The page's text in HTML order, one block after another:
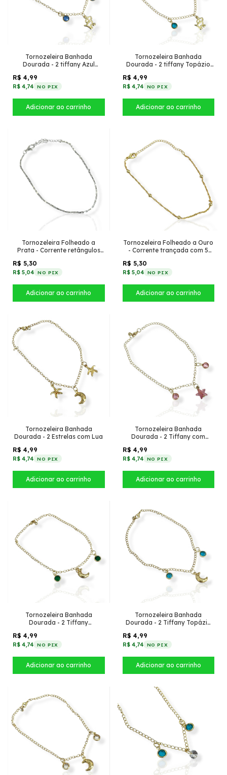
Tornozeleira Banhada
Dourada - 2 tiffany Azul
R$ 4,99
R$ 4,74 NO PIX
Tornozeleira Banhada
Dourada - 2 tiffany Topázio
R$ 4,99
R$ 4,74 NO PIX
Tornozeleira Folheado a
Prata - Corrente retângulos
R$ 5,30
R$ 5,04 NO PIX
Tornozeleira Folheado a Ouro
- Corrente trançada com 5
R$ 5,30
R$ 5,04 NO PIX
Tornozeleira Banhada
Dourada - 2 Estrelas com Lua
R$ 4,99
R$ 4,74 NO PIX
Tornozeleira Banhada
Dourada - 2 Tiffany com
R$ 4,99
R$ 4,74 NO PIX
Tornozeleira Banhada
Dourada - 2 Tiffany
R$ 4,99
R$ 4,74 NO PIX
Tornozeleira Banhada
Dourada - 2 Tiffany Topázio
R$ 4,99
R$ 4,74 NO PIX